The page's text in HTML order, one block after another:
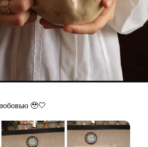
🥹🤍